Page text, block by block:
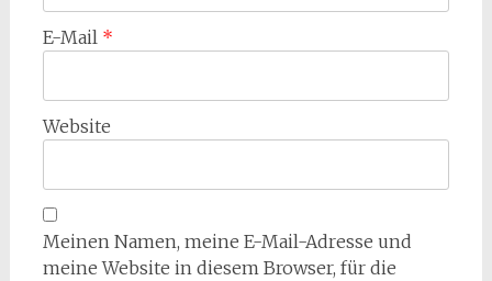
E-Mail *
Website
Meinen Namen, meine E-Mail-Adresse und
meine Website in diesem Browser, für die